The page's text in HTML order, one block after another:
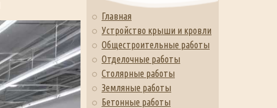
Главная
Устройство крыши и кровли
Общестроительные работы
Отделочные работы
Столярные работы
Земляные работы
Бетонные работы